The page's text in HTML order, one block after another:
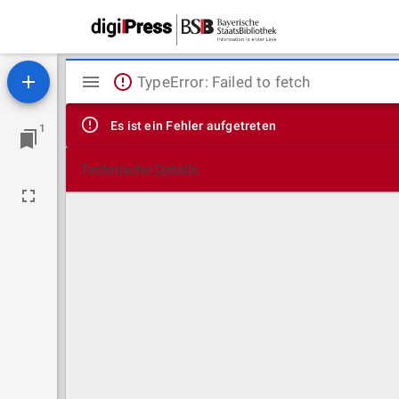
1
Mirador
Viewer
TypeError: Failed to fetch
Es ist ein Fehler aufgetreten
Technische Details